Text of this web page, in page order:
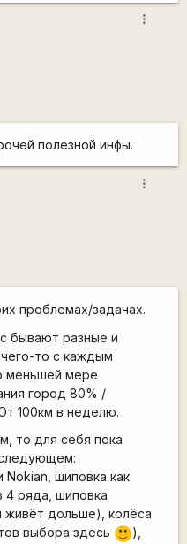
more_vert
полезной инфы.
more_vert
проблемах/задачах.
бывают разные и
то с каждым
меньшей мере
город 80% /
100км в неделю.
то для себя пока
шиповка как
4 ряда, шиповка
живёт дольше), колёса
выбора здесь
:) ),